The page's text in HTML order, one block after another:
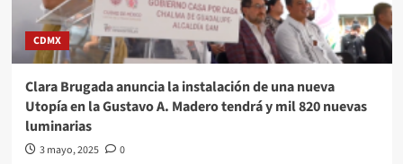
digna
a
damnificados
en
Lindavista
Alcaldía
Gustavo
CDMX
Clara Brugada anuncia la instalación de una nueva
Utopía en la Gustavo A. Madero tendrá y mil 820 nuevas
luminarias
3 mayo, 2025
0